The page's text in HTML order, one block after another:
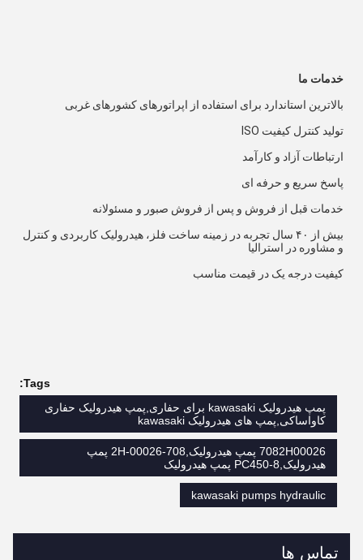
خدمات ما
بالاترین استاندارد برای استفاده از اپراتورهای کشورهای غربی
تولید کنترل کیفیت ISO
ارتباطات آزاد و کارآمد
پاسخ سریع و حرفه ای
خدمات قبل از فروش و پس از فروش صبور و مسئولانه
و مشاوره در استرالیا
کیفیت درجه یک در قیمت مناسب
Tags:
پمپ هیدرولیک kawasaki برای حفاری,پمپ هیدرولیک حفاری
کاواساکی,پمپ های هیدرولیک kawasaki
7082H00026 پمپ هیدرولیک,708-2H-00026 پمپ
هیدرولیک,PC450-8 پمپ هیدرولیک
kawasaki pumps hydraulic
تماس ها